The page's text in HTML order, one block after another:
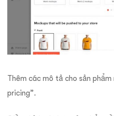
Thêm các mô tả cho sản
pricing”.